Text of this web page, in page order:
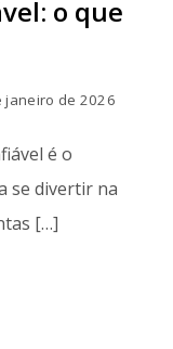
o que
janeiro de 2026
é o
se divertir na
[…]